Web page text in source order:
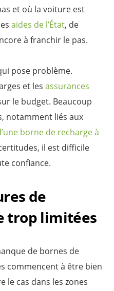
et où la voiture est
aides de l’État, de
à franchir le pas.
pose problème.
et les assurances
le budget. Beaucoup
notamment liés aux
borne de recharge à
il est difficile
confiance.
de
trop limitées
de bornes de
commencent à être bien
le cas dans les zones